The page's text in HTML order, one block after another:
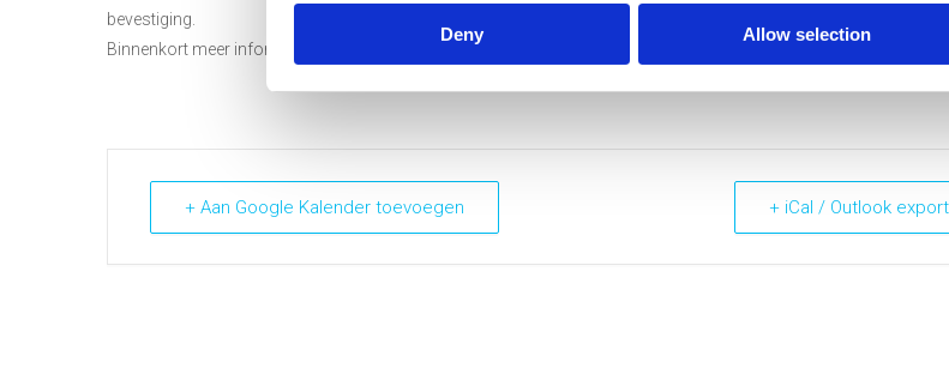
Deny Allow selection
bevestiging.
Binnenkort meer informatie.
+ Aan Google Kalender toevoegen + iCal / Outlook export